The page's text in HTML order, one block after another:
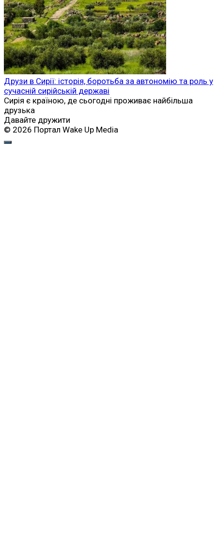
Друзи в Сирії: історія, боротьба за автономію та роль у
сучасній сирійській державі
Сирія є країною, де сьогодні проживає найбільша
друзька
Давайте дружити
© 2026 Портал Wake Up Media